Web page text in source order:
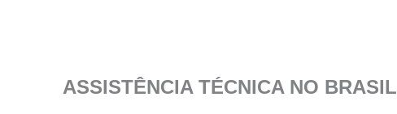
ASSISTÊNCIA TÉCNICA NO BRASIL